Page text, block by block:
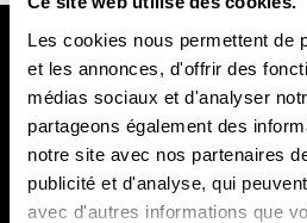
Les cookies nous permettent de
et les annonces, d'offrir des
médias sociaux et d'analyser
partageons également des
notre site avec nos partenaires
publicité et d'analyse, qui
avec d'autres informations que
Livraison rapide